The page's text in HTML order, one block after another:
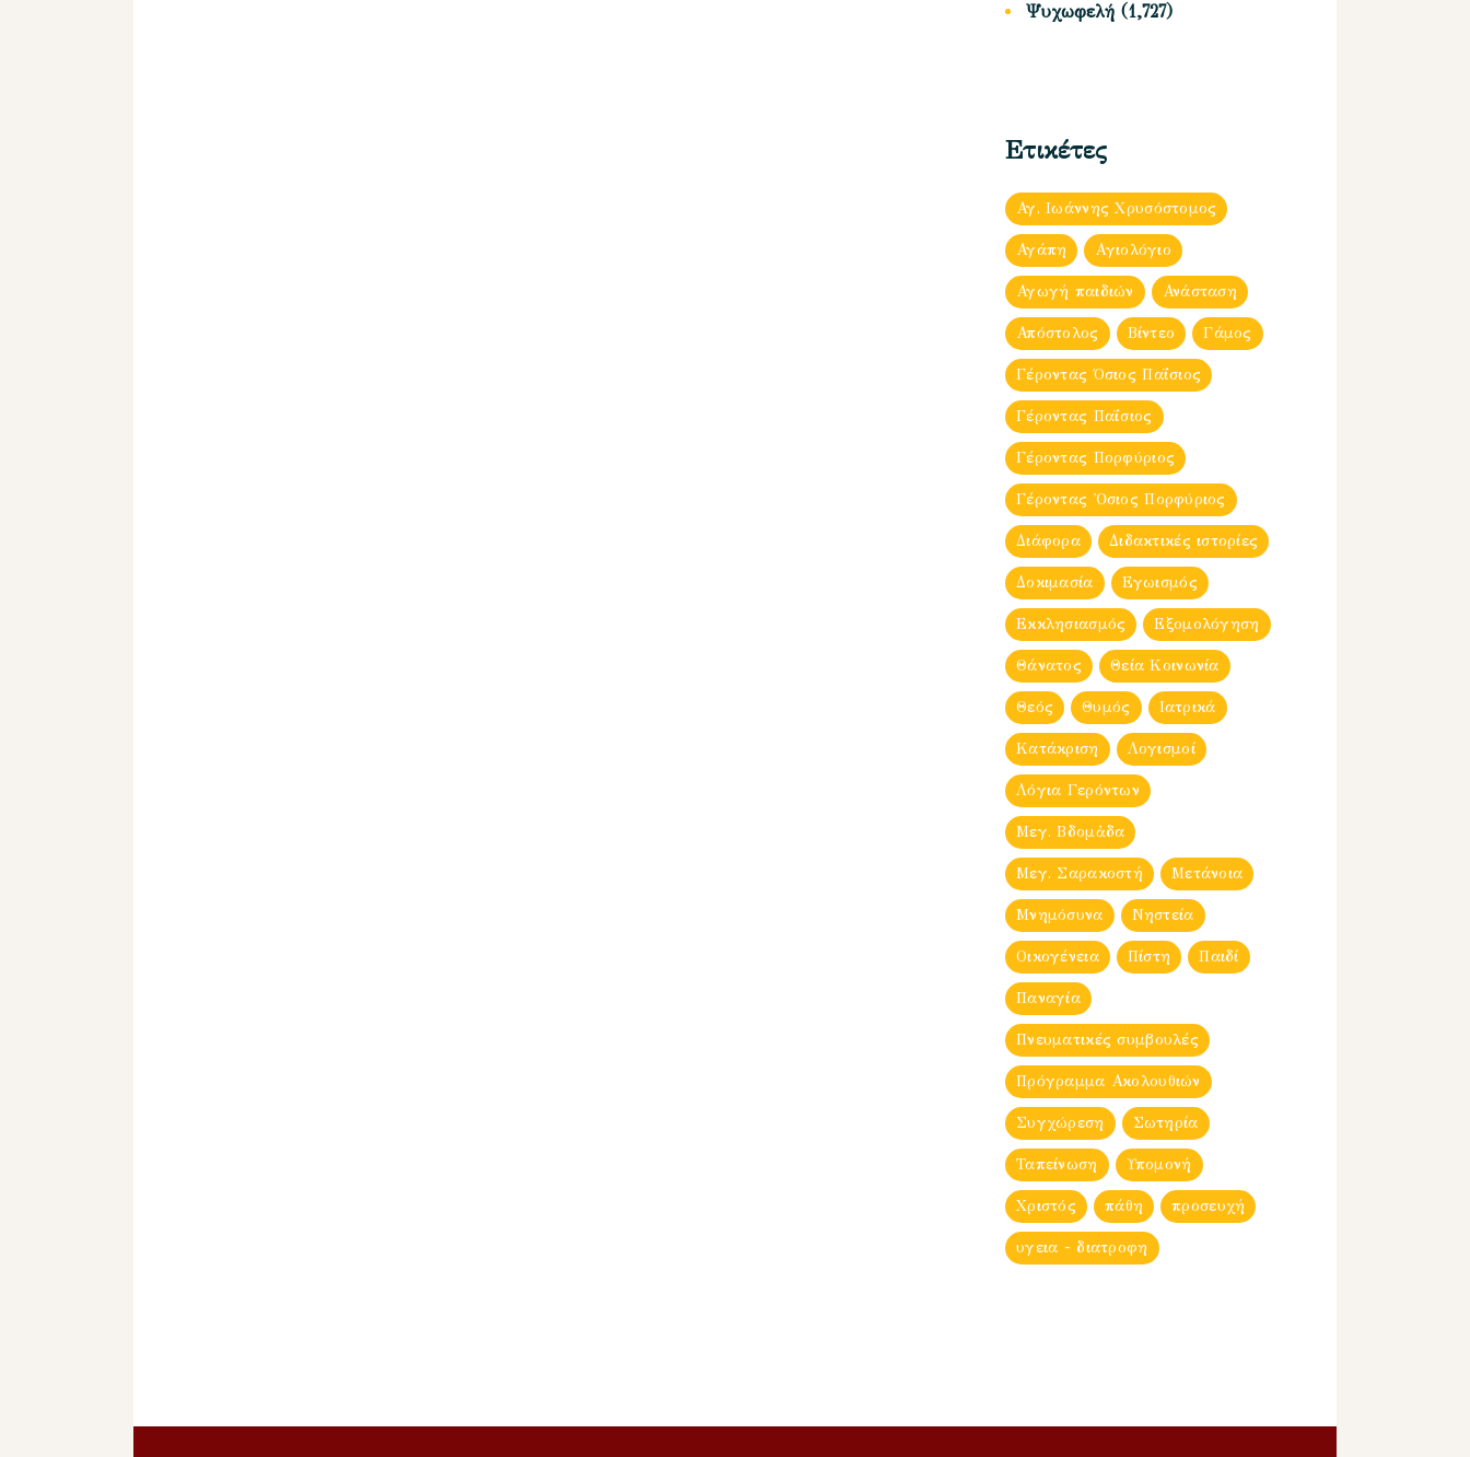
Ψυχωφελή (1,727)
Ετικέτες
Αγ. Ιωάννης Χρυσόστομος
Αγάπη Αγιολόγιο
Αγωγή παιδιών Ανάσταση
Απόστολος Βίντεο Γάμος
Γέροντας Όσιος Παΐσιος
Γέροντας Παΐσιος
Γέροντας Πορφύριος
Γέροντας Ὀσιος Πορφύριος
Διάφορα Διδακτικές ιστορίες
Δοκιμασία Εγωισμός
Εκκλησιασμός Εξομολόγηση
Θάνατος Θεία Κοινωνία
Θεός Θυμός Ιατρικά
Κατάκριση Λογισμοί
Λόγια Γερόντων
Μεγ. Βδομἀδα
Μεγ. Σαρακοστή Μετάνοια
Μνημόσυνα Νηστεία
Οικογένεια Πίστη Παιδί
Παναγία
Πνευματικές συμβουλές
Πρόγραμμα Ακολουθιών
Συγχώρεση Σωτηρία
Ταπείνωση Υπομονή
Χριστός πάθη προσευχή
υγεια - διατροφη